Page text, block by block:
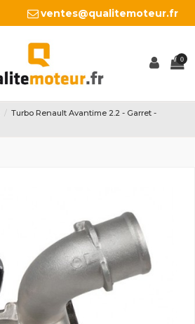
ventes@qualitemoteur.fr
0
Turbo Renault Avantime 2.2 - Garret -